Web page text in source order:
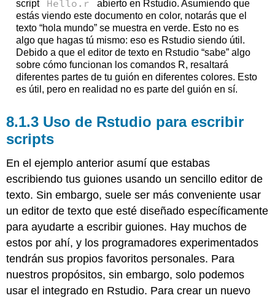
script
Hello.r
abierto en Rstudio. Asumiendo que
estás viendo este documento en color, notarás que el
texto “hola mundo” se muestra en verde. Esto no es
algo que hagas tú mismo: eso es Rstudio siendo útil.
Debido a que el editor de texto en Rstudio “sabe” algo
sobre cómo funcionan los comandos R, resaltará
diferentes partes de tu guión en diferentes colores. Esto
es útil, pero en realidad no es parte del guión en sí.
Uso de Rstudio para escribir
scripts
En el ejemplo anterior asumí que estabas
escribiendo tus guiones usando un sencillo editor de
texto. Sin embargo, suele ser más conveniente usar
un editor de texto que esté diseñado específicamente
para ayudarte a escribir guiones. Hay muchos de
estos por ahí, y los programadores experimentados
tendrán sus propios favoritos personales. Para
nuestros propósitos, sin embargo, solo podemos
usar el integrado en Rstudio. Para crear un nuevo